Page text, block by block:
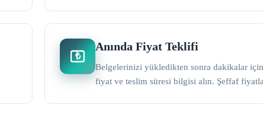
₺
Anında Fiyat Teklifi
Belgelerinizi yükledikten sonra dakikalar
fiyat ve teslim süresi bilgisi alın. Şeffaf